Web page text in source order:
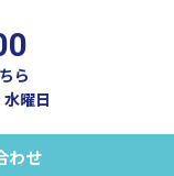
ら
曜日
わせ